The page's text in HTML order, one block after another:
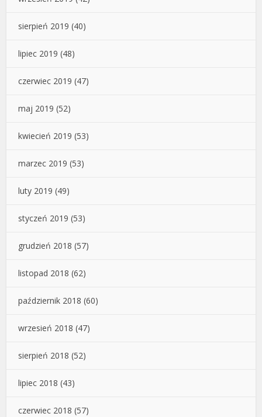
sierpień 2019 (40)
lipiec 2019 (48)
czerwiec 2019 (47)
maj 2019 (52)
kwiecień 2019 (53)
marzec 2019 (53)
luty 2019 (49)
styczeń 2019 (53)
grudzień 2018 (57)
listopad 2018 (62)
październik 2018 (60)
wrzesień 2018 (47)
sierpień 2018 (52)
lipiec 2018 (43)
czerwiec 2018 (57)